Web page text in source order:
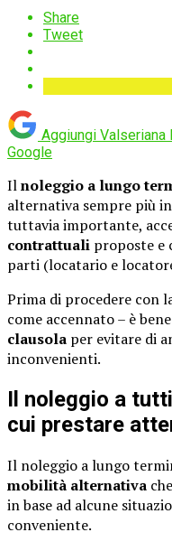
Share
Tweet
Aggiungi Valseriana
Google
Ilnoleggio a lungo
alternativa sempre più
tuttavia importante,
contrattuali proposte e
parti (locatario e
Prima di procedere con
come accennato – è bene
clausola per evitare di
inconvenienti.
Il noleggio a
cui prestare
Il noleggio a lungo
mobilità alternativa
in base ad alcune
conveniente.